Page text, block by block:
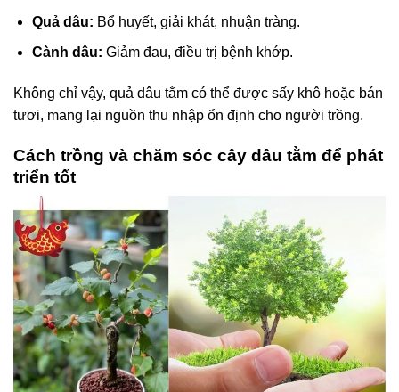
Quả dâu: Bổ huyết, giải khát, nhuận tràng.
Cành dâu: Giảm đau, điều trị bệnh khớp.
Không chỉ vậy, quả dâu tằm có thể được sấy khô hoặc bán
tươi, mang lại nguồn thu nhập ổn định cho người trồng.
Cách trồng và chăm sóc cây dâu tằm để phát
triển tốt